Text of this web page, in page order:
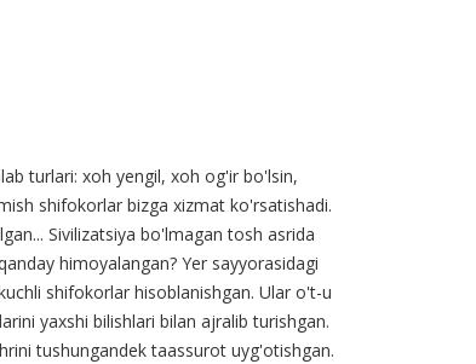
turlari: xoh yengil, xoh og'ir bo'lsin,
shifokorlar bizga xizmat ko'rsatishadi.
Sivilizatsiya bo'lmagan tosh asrida
himoyalangan? Yer sayyorasidagi
shifokorlar hisoblanishgan. Ular o't-u
yaxshi bilishlari bilan ajralib turishgan.
tushungandek taassurot uyg'otishgan.